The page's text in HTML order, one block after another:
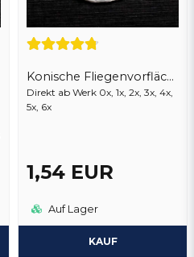
Konische Fliegenvorflächer 12 Ft
Direkt ab Werk 0x, 1x, 2x, 3x, 4x,
5x, 6x
1,54 EUR
Auf Lager
KAUF